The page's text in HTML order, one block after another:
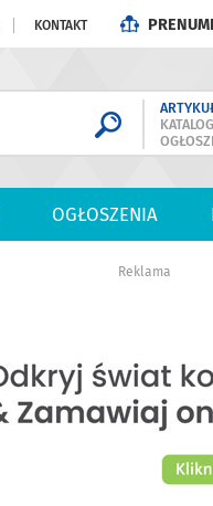
KONTAKT
KATALOG
OGŁOSZENIA
Reklama